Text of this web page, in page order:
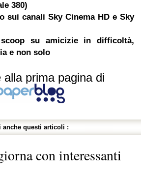
380)
sui canali Sky Cinema HD e Sky
su amicizie in difficoltà,
e non solo
alla prima pagina di
anche questi articoli :
con interessanti